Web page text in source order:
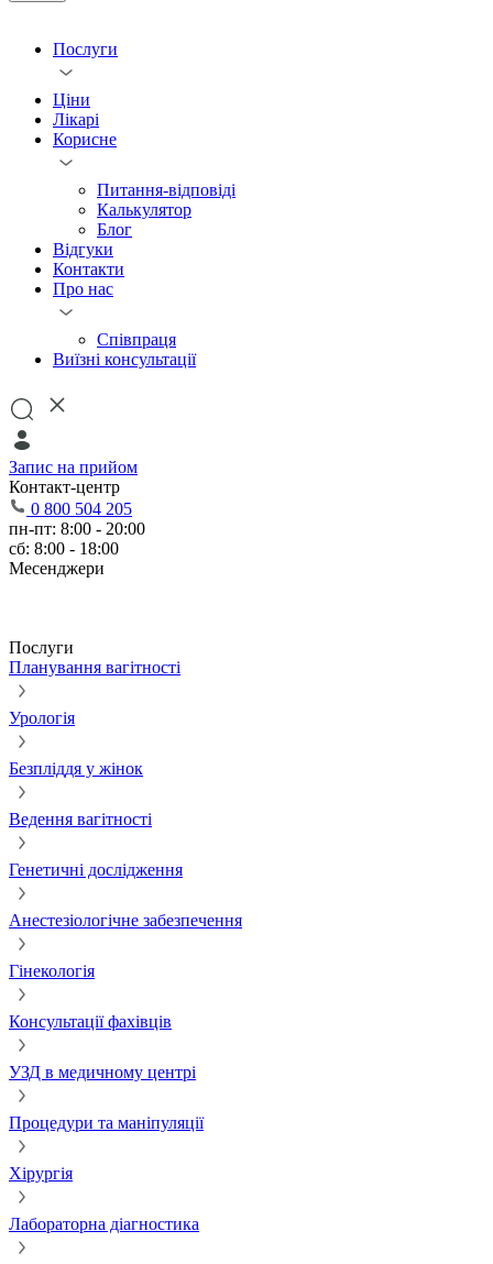
Послуги
Ціни
Лікарі
Корисне
Питання-відповіді
Калькулятор
Блог
Відгуки
Контакти
Про нас
Співпраця
Виїзні консультації
Запис на прийом
Контакт-центр
0 800 504 205
пн-пт: 8:00 - 20:00
сб: 8:00 - 18:00
Месенджери
Послуги
Планування вагітності
Урологія
Безпліддя у жінок
Ведення вагітності
Генетичні дослідження
Анестезіологічне забезпечення
Гінекологія
Консультації фахівців
УЗД в медичному центрі
Процедури та маніпуляції
Хірургія
Лабораторна діагностика